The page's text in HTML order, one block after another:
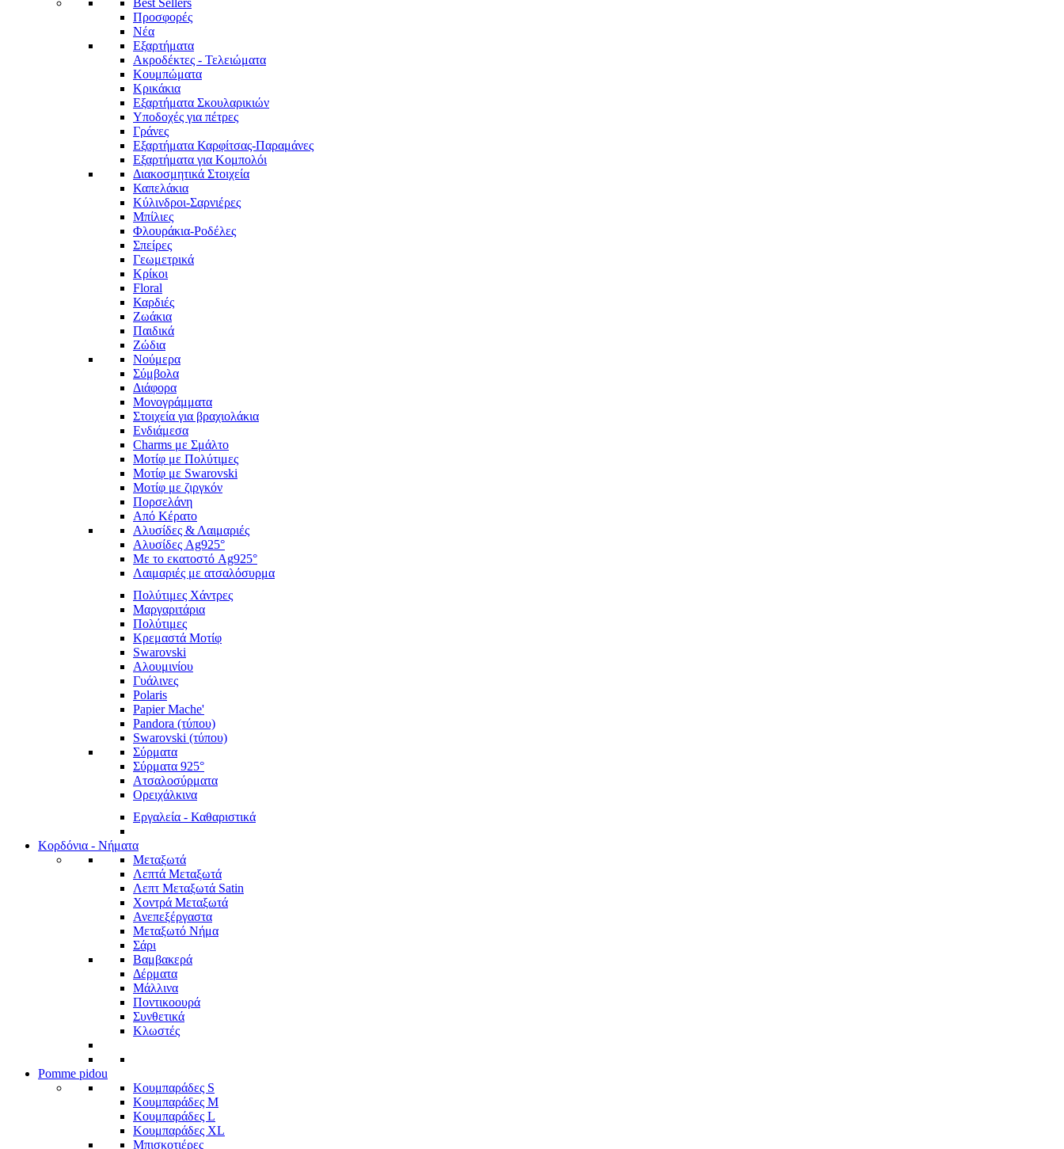
Προσφορές
Νέα
Εξαρτήματα
Ακροδέκτες - Τελειώματα
Κουμπώματα
Κρικάκια
Εξαρτήματα Σκουλαρικιών
Υποδοχές για πέτρες
Γράνες
Εξαρτήματα Καρφίτσας-Παραμάνες
Εξαρτήματα για Κομπολόι
Διακοσμητικά Στοιχεία
Καπελάκια
Κύλινδροι-Σαρνιέρες
Μπίλιες
Φλουράκια-Ροδέλες
Σπείρες
Γεωμετρικά
Κρίκοι
Floral
Καρδιές
Ζωάκια
Παιδικά
Ζώδια
Νούμερα
Σύμβολα
Διάφορα
Μονογράμματα
Στοιχεία για βραχιολάκια
Ενδιάμεσα
Charms με Σμάλτο
Μοτίφ με Πολύτιμες
Μοτίφ με Swarovski
Μοτίφ με ζιργκόν
Πορσελάνη
Από Κέρατο
Αλυσίδες & Λαιμαριές
Αλυσίδες Ag925°
Με το εκατοστό Ag925°
Λαιμαριές με ατσαλόσυρμα
Πολύτιμες Χάντρες
Μαργαριτάρια
Πολύτιμες
Κρεμαστά Μοτίφ
Swarovski
Αλουμινίου
Γυάλινες
Polaris
Papier Mache'
Pandora (τύπου)
Swarovski (τύπου)
Σύρματα
Σύρματα 925°
Ατσαλοσύρματα
Ορειχάλκινα
Εργαλεία - Καθαριστικά
Κορδόνια - Νήματα
Μεταξωτά
Λεπτά Μεταξωτά
Λεπτ Μεταξωτά Satin
Χοντρά Μεταξωτά
Ανεπεξέργαστα
Μεταξωτό Νήμα
Σάρι
Βαμβακερά
Δέρματα
Μάλλινα
Ποντικοουρά
Συνθετικά
Κλωστές
Pomme pidou
Κουμπαράδες S
Κουμπαράδες M
Κουμπαράδες L
Κουμπαράδες XL
Μπισκοτιέρες